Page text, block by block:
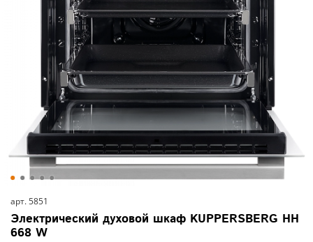
арт. 5851
Электрический духовой шкаф KUPPERSBERG HH
668 W